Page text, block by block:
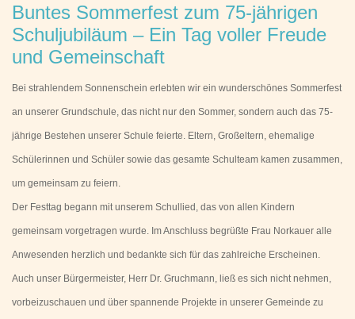
Buntes Sommerfest zum 75-jährigen
Schuljubiläum – Ein Tag voller Freude
und Gemeinschaft
Bei strahlendem Sonnenschein erlebten wir ein wunderschönes Sommerfest
an unserer Grundschule, das nicht nur den Sommer, sondern auch das 75-
jährige Bestehen unserer Schule feierte. Eltern, Großeltern, ehemalige
Schülerinnen und Schüler sowie das gesamte Schulteam kamen zusammen,
um gemeinsam zu feiern.
Der Festtag begann mit unserem Schullied, das von allen Kindern
gemeinsam vorgetragen wurde. Im Anschluss begrüßte Frau Norkauer alle
Anwesenden herzlich und bedankte sich für das zahlreiche Erscheinen.
Auch unser Bürgermeister, Herr Dr. Gruchmann, ließ es sich nicht nehmen,
vorbeizuschauen und über spannende Projekte in unserer Gemeinde zu